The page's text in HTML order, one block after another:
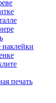
печать